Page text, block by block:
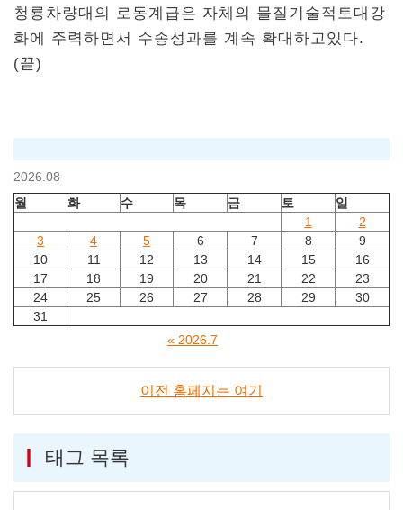
청룡차량대의 로동계급은 자체의 물질기술적토대강
화에 주력하면서 수송성과를 계속 확대하고있다.
(끝)
2026.08
월
화 수 목 금 토
일
1
2
3
4 5 6 7 8
9
10
11 12 13 14 15
16
17
18 19 20 21 22
23
24
25 26 27 28 29
30
31
« 2026.7
이전 홈페지는 여기
태그 목록